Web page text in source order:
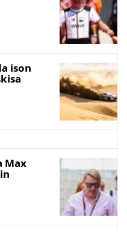
ison
Max